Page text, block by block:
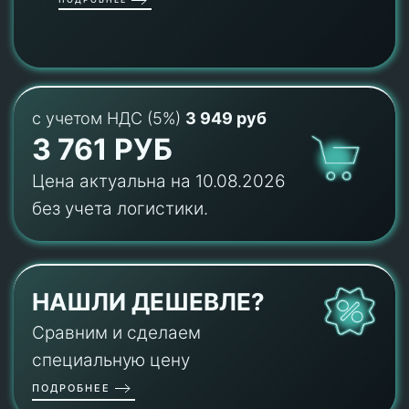
с учетом НДС (5%) 3 949 руб
3 761 РУБ
Цена актуальна на 10.08.2026
без учета логистики.
НАШЛИ ДЕШЕВЛЕ?
Сравним и сделаем
специальную цену
ПОДРОБНЕЕ